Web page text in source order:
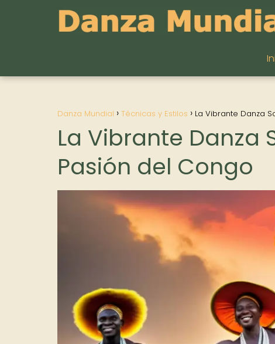
Danza Mundial Técnicas y Estilos La Vibrante Danza
La Vibrante Danza
Pasión del Congo